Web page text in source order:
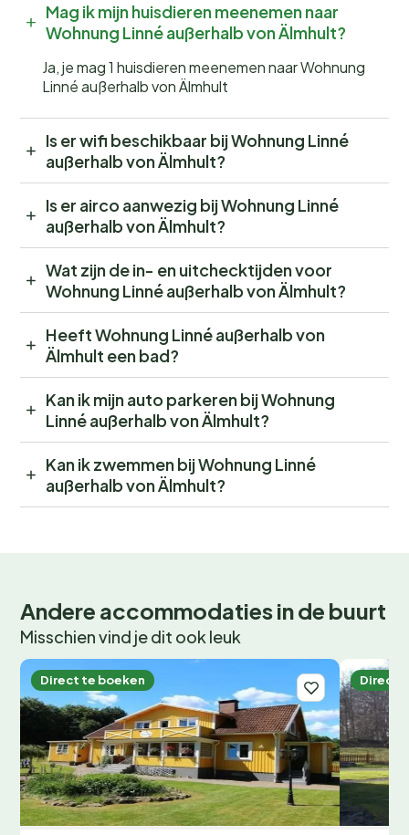
Mag ik mijn huisdieren meenemen naar
Wohnung Linné außerhalb von Älmhult?
Ja, je mag 1 huisdieren meenemen naar Wohnung
Linné außerhalb von Älmhult
Is er wifi beschikbaar bij Wohnung Linné
außerhalb von Älmhult?
Is er airco aanwezig bij Wohnung Linné
außerhalb von Älmhult?
Wat zijn de in- en uitchecktijden voor
Wohnung Linné außerhalb von Älmhult?
Heeft Wohnung Linné außerhalb von
Älmhult een bad?
Kan ik mijn auto parkeren bij Wohnung
Linné außerhalb von Älmhult?
Kan ik zwemmen bij Wohnung Linné
außerhalb von Älmhult?
Andere accommodaties in de buurt
Misschien vind je dit ook leuk
Direct te boeken Direct